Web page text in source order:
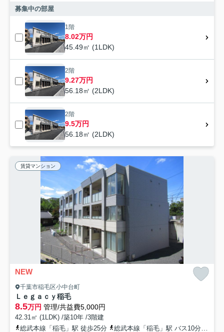
募集中の部屋
1階
8.02万円
45.49㎡ (1LDK)
2階
9.27万円
56.18㎡ (2LDK)
2階
9.5万円
56.18㎡ (2LDK)
賃貸マンション
NEW
千葉市稲毛区小中台町
Ｌｅｇａｃｙ稲毛
8.5万円 管理/共益費5,000円
42.31㎡ (1LDK) /築10年 /3階建
総武本線「稲毛」駅 徒歩25分
総武本線「稲毛」駅 バス10分 「熊野神社」 停歩2分